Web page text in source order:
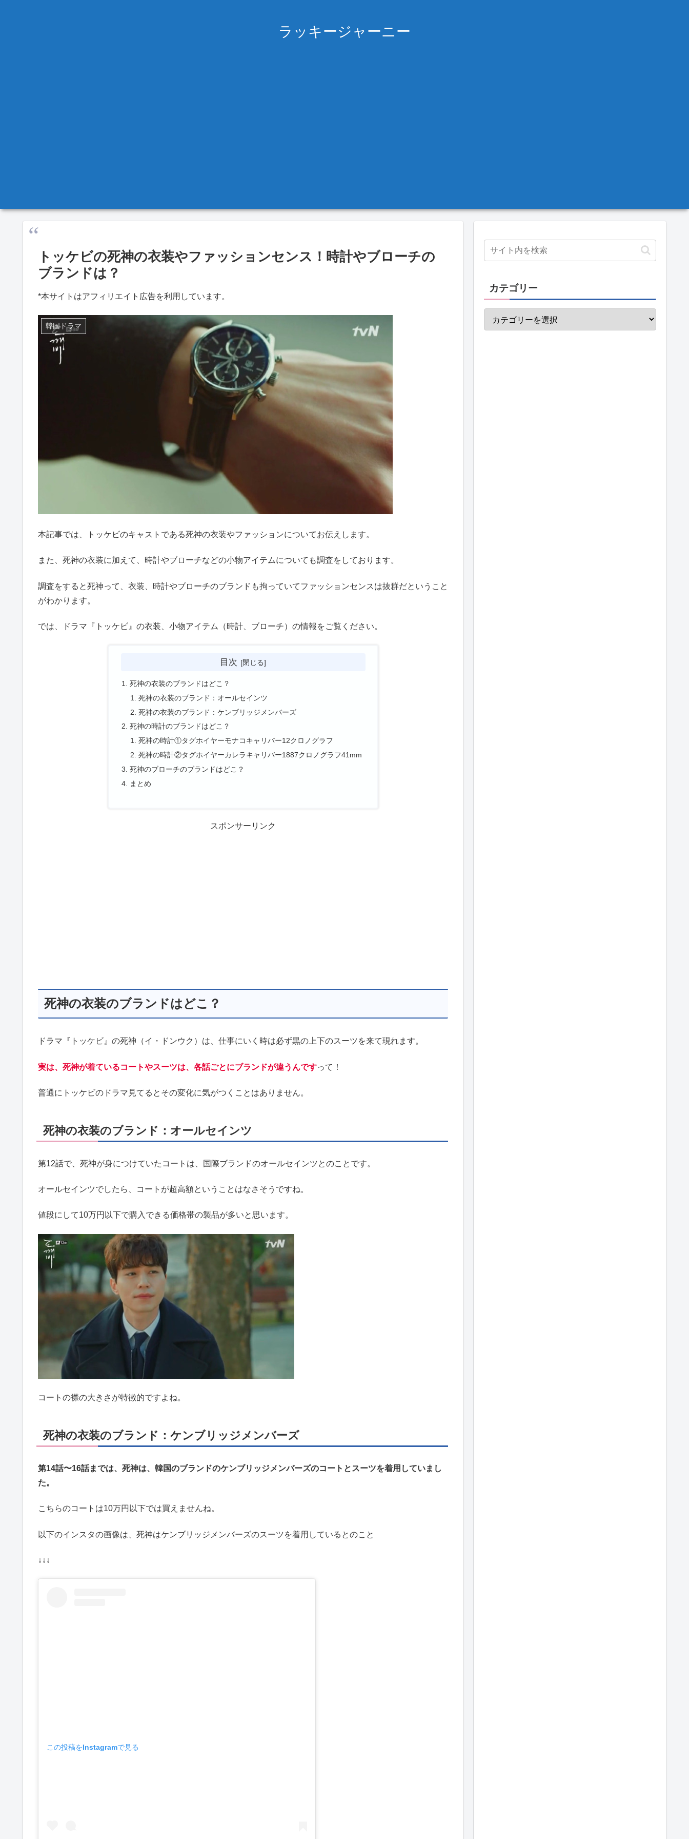
ラッキージャーニー
トッケビの死神の衣装やファッションセンス！時計やブローチの
ブランドは？
*本サイトはアフィリエイト広告を利用しています。
韓国ドラマ
本記事では、トッケビのキャストである死神の衣装やファッションについてお伝えします。
また、死神の衣装に加えて、時計やブローチなどの小物アイテムについても調査をしております。
調査をすると死神って、衣装、時計やブローチのブランドも拘っていてファッションセンスは抜群だということ
がわかります。
では、ドラマ『トッケビ』の衣装、小物アイテム（時計、ブローチ）の情報をご覧ください。
目次
死神の衣装のブランドはどこ？
死神の衣装のブランド：オールセインツ
死神の衣装のブランド：ケンブリッジメンバーズ
死神の時計のブランドはどこ？
死神の時計①タグホイヤーモナコキャリバー12クロノグラフ
死神の時計②タグホイヤーカレラキャリバー1887クロノグラフ41mm
死神のブローチのブランドはどこ？
まとめ
スポンサーリンク
死神の衣装のブランドはどこ？
ドラマ『トッケビ』の死神（イ・ドンウク）は、仕事にいく時は必ず黒の上下のスーツを来て現れます。
実は、死神が着ているコートやスーツは、各話ごとにブランドが違うんですって！
普通にトッケビのドラマ見てるとその変化に気がつくことはありません。
死神の衣装のブランド：オールセインツ
第12話で、死神が身につけていたコートは、国際ブランドのオールセインツとのことです。
オールセインツでしたら、コートが超高額ということはなさそうですね。
値段にして10万円以下で購入できる価格帯の製品が多いと思います。
コートの襟の大きさが特徴的ですよね。
死神の衣装のブランド：ケンブリッジメンバーズ
第14話〜16話までは、死神は、韓国のブランドのケンブリッジメンバーズのコートとスーツを着用していまし
た。
こちらのコートは10万円以下では買えませんね。
以下のインスタの画像は、死神はケンブリッジメンバーズのスーツを着用しているとのこと
↓↓↓
この投稿をInstagramで見る
カテゴリー